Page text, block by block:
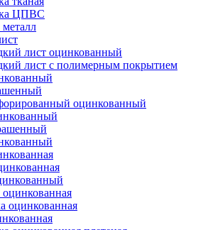
ЦПВС
лист оцинкованный
лист с полимерным покрытием
оцинкованный
оцинкованная